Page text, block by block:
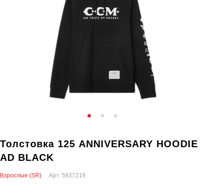
Толстовка 125 ANNIVERSARY HOODIE
AD BLACK
Взрослые (SR) Арт. 5937219